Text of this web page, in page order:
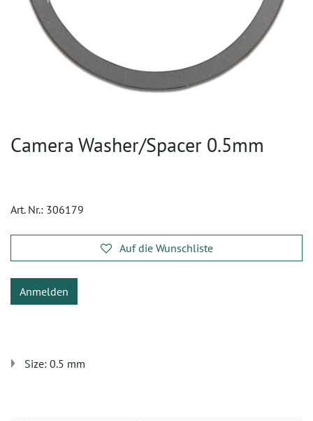
Camera Washer/Spacer 0.5mm
Art. Nr.: 306179
Auf die Wunschliste
Anmelden
Size: 0.5 mm